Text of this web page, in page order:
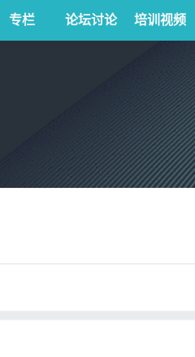
专栏 论坛讨论 培训视频